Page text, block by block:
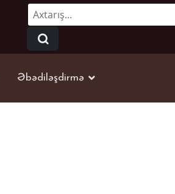
Axtarmaq...
Əbədiləşdirmə